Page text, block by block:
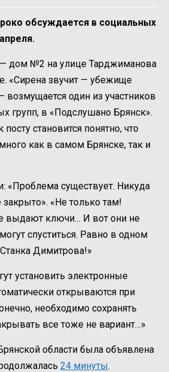
обсуждается в социальных
дом №2 на улице Тарджиманова
«Сирена звучит — убежище
возмущается один из участников
групп, в «Подслушано Брянск».
становится понятно, что
как в самом Брянске, так и
«Проблема существует. Никуда
«Не только там!
выдают ключи… И вот они не
спуститься. Равно в одном
Димитрова!»
установить электронные
открываются при
необходимо сохранять
все тоже не вариант…»
области была объявлена
24 минуты.